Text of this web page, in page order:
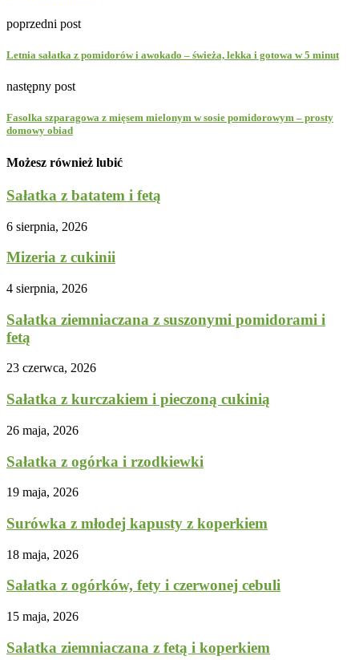
poprzedni post
Letnia sałatka z pomidorów i awokado – świeża, lekka i gotowa w 5 minut
następny post
Fasolka szparagowa z mięsem mielonym w sosie pomidorowym – prosty
domowy obiad
Możesz również lubić
Sałatka z batatem i fetą
6 sierpnia, 2026
Mizeria z cukinii
4 sierpnia, 2026
Sałatka ziemniaczana z suszonymi pomidorami i
fetą
23 czerwca, 2026
Sałatka z kurczakiem i pieczoną cukinią
26 maja, 2026
Sałatka z ogórka i rzodkiewki
19 maja, 2026
Surówka z młodej kapusty z koperkiem
18 maja, 2026
Sałatka z ogórków, fety i czerwonej cebuli
15 maja, 2026
Sałatka ziemniaczana z fetą i koperkiem